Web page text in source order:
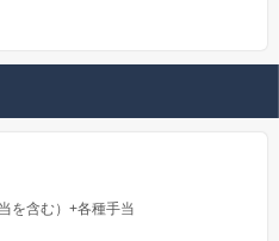
を含む）+各種手当